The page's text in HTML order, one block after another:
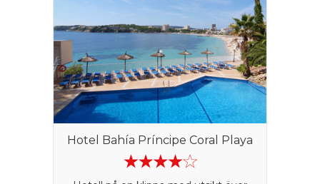
Hotel Bahía Príncipe Coral Playa